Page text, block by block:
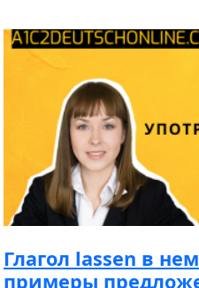
Глагол lassen в
примеры